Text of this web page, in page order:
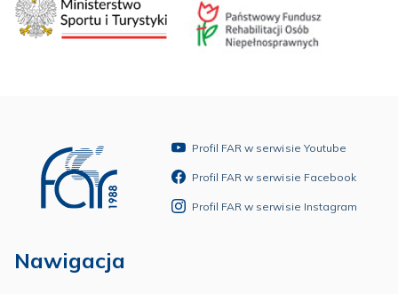
Profil FAR w serwisie Youtube
Profil FAR w serwisie Facebook
Profil FAR w serwisie Instagram
Nawigacja